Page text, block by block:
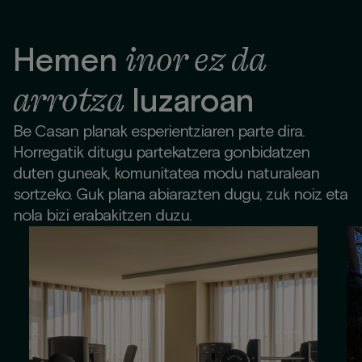
Hemen inor ez da
arrotzaluzaroan
Be Casan planak esperientziaren parte dira.
Horregatik ditugu partekatzera gonbidatzen
duten guneak, komunitatea modu naturalean
sortzeko. Guk plana abiarazten dugu, zuk noiz eta
nola bizi erabakitzen duzu.